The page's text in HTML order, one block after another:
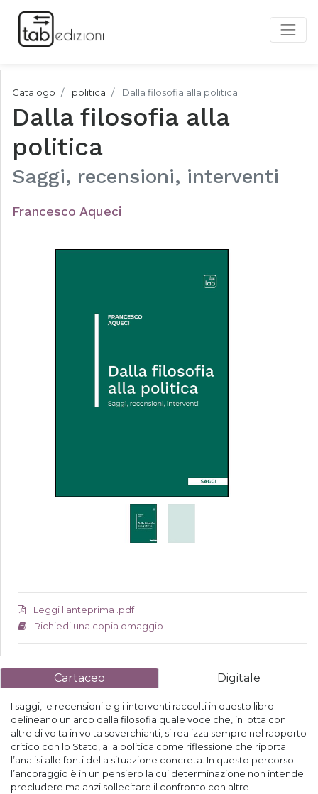
Catalogo politica Dalla filosofia alla politica
Dalla filosofia alla
politica
Saggi, recensioni, interventi
Francesco Aqueci
Leggi l'anteprima .pdf
Richiedi una copia omaggio
Cartaceo Digitale
I saggi, le recensioni e gli interventi raccolti in questo libro
delineano un arco dalla filosofia quale voce che, in lotta con
altre di volta in volta soverchianti, si realizza sempre nel rapporto
critico con lo Stato, alla politica come riflessione che riporta
l’analisi alle fonti della situazione concreta. In questo percorso
l’ancoraggio è in un pensiero la cui determinazione non intende
precludere ma anzi sollecitare il confronto con altre